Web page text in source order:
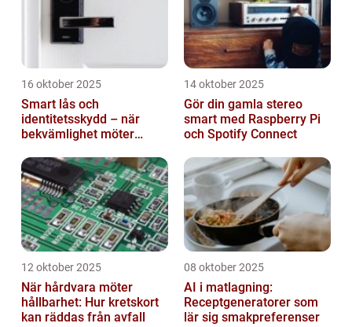
16 oktober 2025
Smart lås och
identitetsskydd – när
bekvämlighet möter
14 oktober 2025
Gör din gamla stereo
smart med Raspberry Pi
och Spotify Connect
12 oktober 2025
När hårdvara möter
hållbarhet: Hur kretskort
kan räddas från avfall
08 oktober 2025
AI i matlagning:
Receptgeneratorer som
lär sig smakpreferenser